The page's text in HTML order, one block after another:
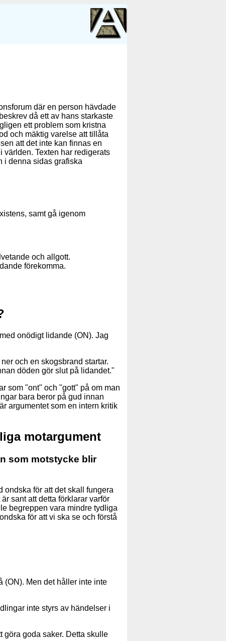
där en person hävdade
då ett av hans starkaste
ett problem som kristna
och mäktig varelse att tillåta
att det inte kan finnas en
Texten har redigerats
i denna sidas grafiska
samt gå igenom
och allgott.
förekomma.
onödigt lidande (ON). Jag
och en skogsbrand startar.
döden gör slut på lidandet."
som "ont" och "gott" på om man
bara beror på gud innan
argumentet som en intern kritik
motargument
som motstycke blir
ondska för att det skall fungera
sant att detta förklarar varför
begreppen vara mindre tydliga
för att vi ska se och förstå
(ON). Men det håller inte inte
inte styrs av händelser i
göra goda saker. Detta skulle